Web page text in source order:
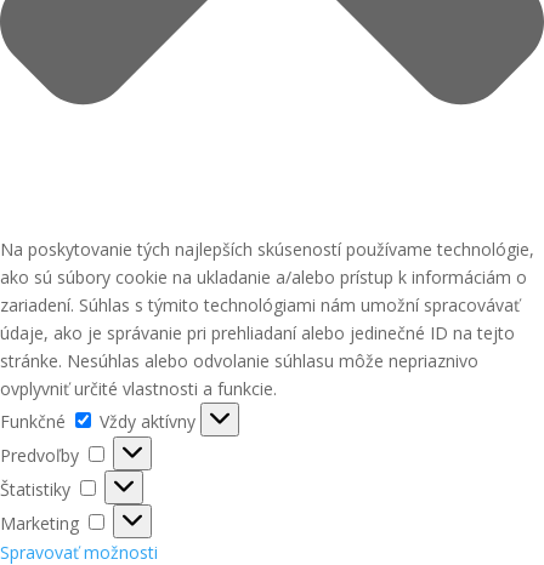
Na poskytovanie tých najlepších skúseností používame technológie,
ako sú súbory cookie na ukladanie a/alebo prístup k informáciám o
zariadení. Súhlas s týmito technológiami nám umožní spracovávať
údaje, ako je správanie pri prehliadaní alebo jedinečné ID na tejto
stránke. Nesúhlas alebo odvolanie súhlasu môže nepriaznivo
ovplyvniť určité vlastnosti a funkcie.
Funkčné
Funkčné
Vždy aktívny
Predvoľby
Predvoľby
Štatistiky
Štatistiky
Marketing
Marketing
Spravovať možnosti